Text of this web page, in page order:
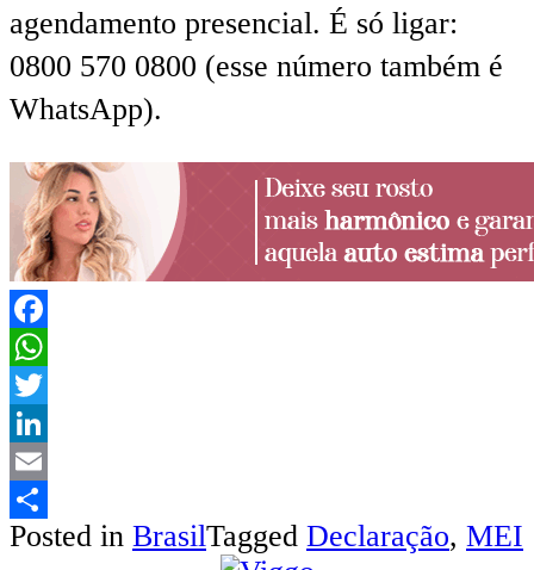
agendamento presencial. É só ligar:
0800 570 0800 (esse número também é
WhatsApp).
Facebook
WhatsApp
Twitter
LinkedIn
Email
Share
Posted in BrasilTagged Declaração, MEI